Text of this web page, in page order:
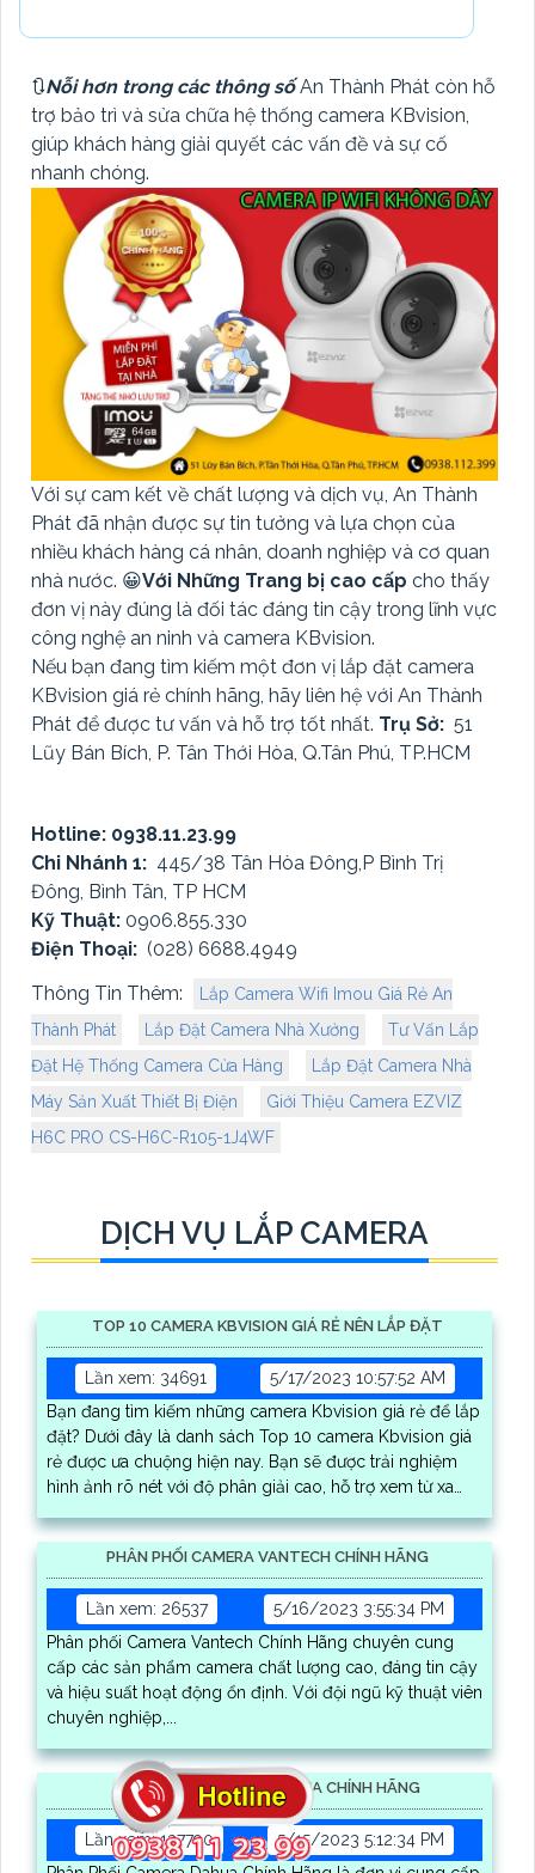
🔃Nỗi hơn trong các thông sốAn Thành Phát còn hỗ
trợ bảo trì và sửa chữa hệ thống camera KBvision,
giúp khách hàng giải quyết các vấn đề và sự cố
nhanh chóng.
Với sự cam kết về chất lượng và dịch vụ, An Thành
Phát đã nhận được sự tin tưởng và lựa chọn của
nhiều khách hàng cá nhân, doanh nghiệp và cơ quan
nhà nước. 😀Với Những Trang bị cao cấp cho thấy
đơn vị này đúng là đối tác đáng tin cậy trong lĩnh vực
công nghệ an ninh và camera KBvision.
Nếu bạn đang tìm kiếm một đơn vị lắp đặt camera
KBvision giá rẻ chính hãng, hãy liên hệ với An Thành
Phát để được tư vấn và hỗ trợ tốt nhất. Trụ Sở: 51
Lũy Bán Bích, P. Tân Thới Hòa, Q.Tân Phú, TP.HCM
Hotline: 0938.11.23.99
Chi Nhánh 1: 445/38 Tân Hòa Đông,P Bình Trị
Đông, Bình Tân, TP HCM
Kỹ Thuật: 0906.855.330
Điện Thoại: (028) 6688.4949
Thông Tin Thêm:
Lắp Camera Wifi Imou Giá Rẻ An
Thành Phát
Lắp Đặt Camera Nhà Xưởng
Tư Vấn Lắp
Đặt Hệ Thống Camera Cửa Hàng
Lắp Đặt Camera Nhà
Máy Sản Xuất Thiết Bị Điện
Giới Thiệu Camera EZVIZ
H6C PRO CS-H6C-R105-1J4WF
DỊCH VỤ LẮP CAMERA
TOP 10 CAMERA KBVISION GIÁ RẺ NÊN LẮP ĐẶT
Lần xem: 34691
5/17/2023 10:57:52 AM
Bạn đang tìm kiếm những camera Kbvision giá rẻ để lắp
đặt? Dưới đây là danh sách Top 10 camera Kbvision giá
rẻ được ưa chuộng hiện nay. Bạn sẽ được trải nghiệm
hình ảnh rõ nét với độ phân giải cao, hỗ trợ xem từ xa
PHÂN PHỐI CAMERA VANTECH CHÍNH HÃNG
Lần xem: 26537
5/16/2023 3:55:34 PM
Phân phối Camera Vantech Chính Hãng chuyên cung
cấp các sản phẩm camera chất lượng cao, đáng tin cậy
và hiệu suất hoạt động ổn định. Với đội ngũ kỹ thuật viên
chuyên nghiệp,...
PHÂN PHỐI CAMERA DAHUA CHÍNH HÃNG
Lần xem: 137790
5/15/2023 5:12:34 PM